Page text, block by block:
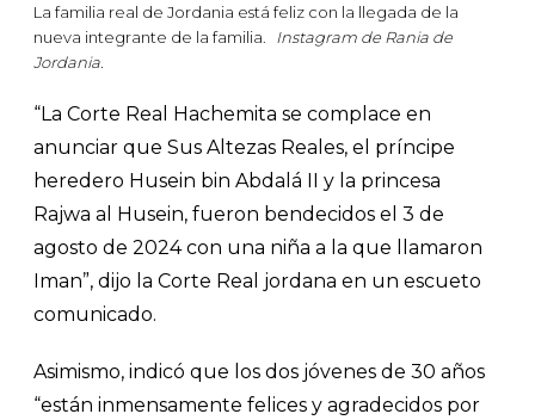
La familia real de Jordania está feliz con la llegada de la
nueva integrante de la familia.
Instagram de Rania de
Jordania.
“La Corte Real Hachemita se complace en
anunciar que Sus Altezas Reales, el príncipe
heredero Husein bin Abdalá II y la princesa
Rajwa al Husein, fueron bendecidos el 3 de
agosto de 2024 con una niña a la que llamaron
Iman”, dijo la Corte Real jordana en un escueto
comunicado.
Asimismo, indicó que los dos jóvenes de 30 años
“están inmensamente felices y agradecidos por